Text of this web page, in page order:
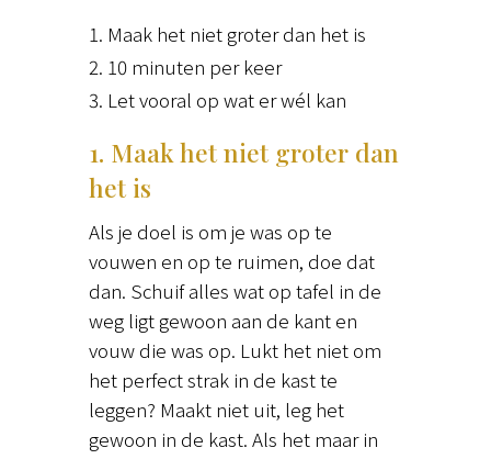
Maak het niet groter dan het is
10 minuten per keer
Let vooral op wat er wél kan
1. Maak het niet groter dan
het is
Als je doel is om je was op te
vouwen en op te ruimen, doe dat
dan. Schuif alles wat op tafel in de
weg ligt gewoon aan de kant en
vouw die was op. Lukt het niet om
het perfect strak in de kast te
leggen? Maakt niet uit, leg het
gewoon in de kast. Als het maar in